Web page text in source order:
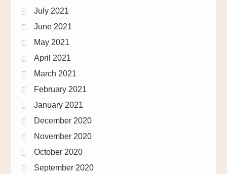
July 2021
June 2021
May 2021
April 2021
March 2021
February 2021
January 2021
December 2020
November 2020
October 2020
September 2020